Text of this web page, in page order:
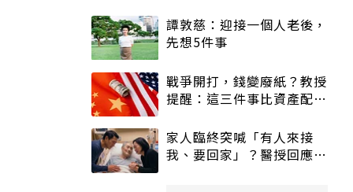
譚敦慈：迎接一個人老後，
先想5件事
戰爭開打，錢變廢紙？教授
提醒：這三件事比資產配置
家人臨終突喊「有人來接
我、要回家」？醫授回應方